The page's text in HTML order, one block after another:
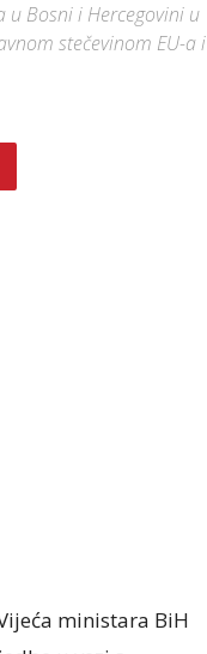
Bosni i Hercegovini u
stečevinom EU-a i
ministara BiH